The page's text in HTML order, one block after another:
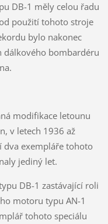
modifikace letounu
v letech 1936 až
dva exempláře tohoto
jediný let.
DB-1 zastávající roli
motoru typu AN-1
tohoto speciálu